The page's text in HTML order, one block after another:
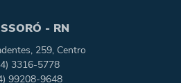
- RN
259, Centro
3316-5778
99208-9648